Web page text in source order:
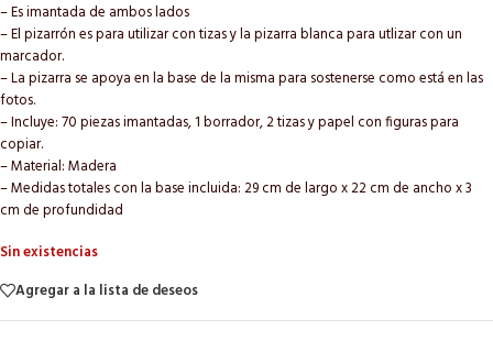
– Es imantada de ambos lados
– El pizarrón es para utilizar con tizas y la pizarra blanca para utlizar con un
marcador.
– La pizarra se apoya en la base de la misma para sostenerse como está en las
fotos.
– Incluye: 70 piezas imantadas, 1 borrador, 2 tizas y papel con figuras para
copiar.
– Material: Madera
– Medidas totales con la base incluida: 29 cm de largo x 22 cm de ancho x 3
cm de profundidad
Sin existencias
Agregar a la lista de deseos